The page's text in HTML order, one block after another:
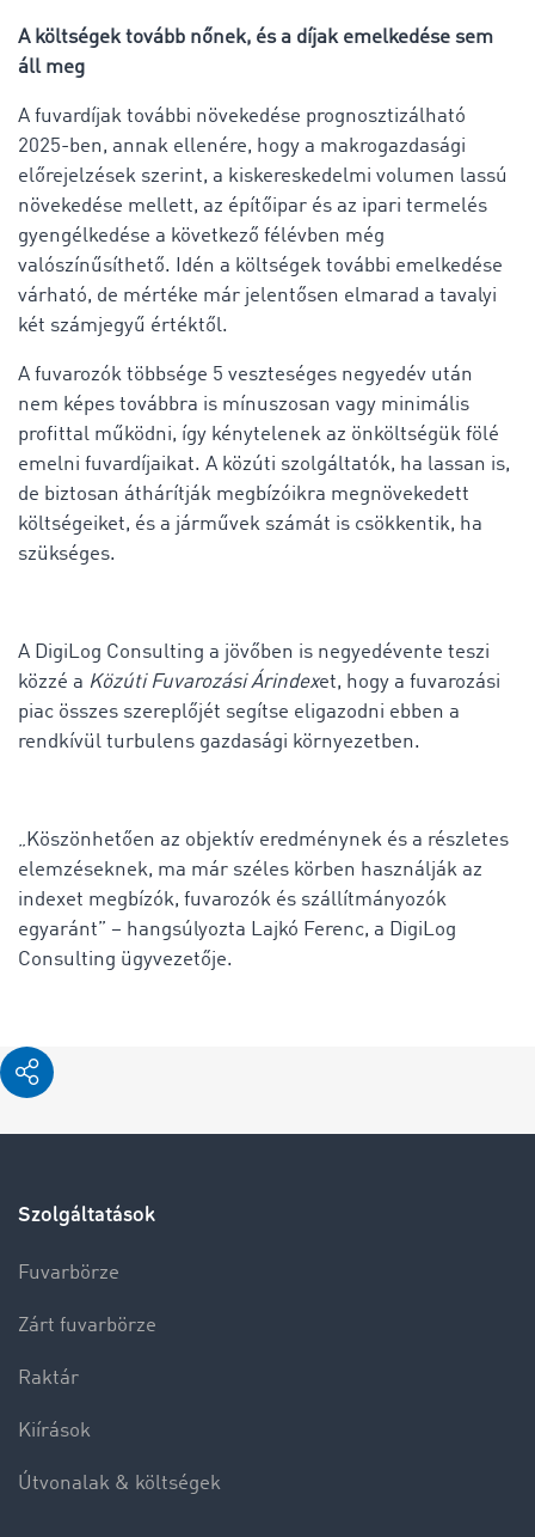
A költségek tovább nőnek, és a díjak emelkedése sem
áll meg
A fuvardíjak további növekedése prognosztizálható
2025-ben, annak ellenére, hogy a makrogazdasági
előrejelzések szerint, a kiskereskedelmi volumen lassú
növekedése mellett, az építőipar és az ipari termelés
gyengélkedése a következő félévben még
valószínűsíthető. Idén a költségek további emelkedése
várható, de mértéke már jelentősen elmarad a tavalyi
két számjegyű értéktől.
A fuvarozók többsége 5 veszteséges negyedév után
nem képes továbbra is mínuszosan vagy minimális
profittal működni, így kénytelenek az önköltségük fölé
emelni fuvardíjaikat. A közúti szolgáltatók, ha lassan is,
de biztosan áthárítják megbízóikra megnövekedett
költségeiket, és a járművek számát is csökkentik, ha
szükséges.
A DigiLog Consulting a jövőben is negyedévente teszi
közzé a Közúti Fuvarozási Árindexet, hogy a fuvarozási
piac összes szereplőjét segítse eligazodni ebben a
rendkívül turbulens gazdasági környezetben.
„Köszönhetően az objektív eredménynek és a részletes
elemzéseknek, ma már széles körben használják az
indexet megbízók, fuvarozók és szállítmányozók
egyaránt” – hangsúlyozta Lajkó Ferenc, a DigiLog
Consulting ügyvezetője.
Szolgáltatások
Fuvarbörze
Zárt fuvarbörze
Raktár
Kiírások
Útvonalak & költségek